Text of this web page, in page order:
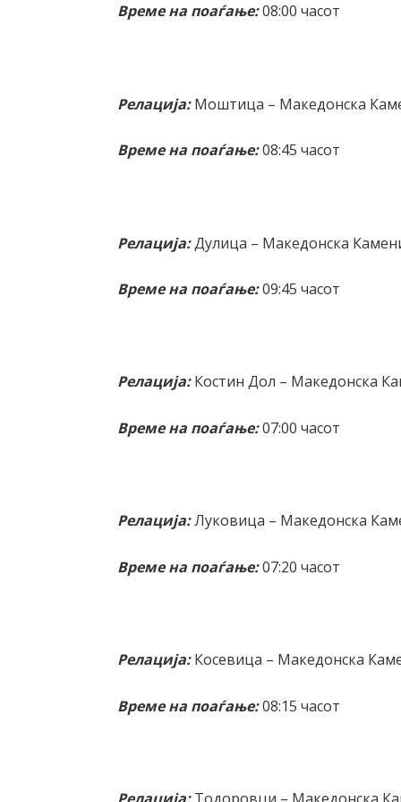
Време на поаѓање:08:00 часот
Релација:Моштица – Македонска
Време на поаѓање:08:45 часот
Релација:Дулица – Македонска
Време на поаѓање:09:45 часот
Релација:Костин Дол – Македонска
Време на поаѓање:07:00 часот
Релација:Луковица – Македонска
Време на поаѓање:07:20 часот
Релација:Косевица – Македонска
Време на поаѓање:08:15 часот